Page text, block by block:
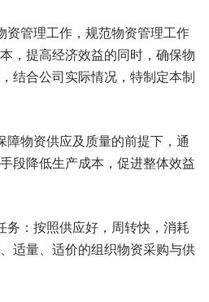
资管理工作，规范物资管理工作
，提高经济效益的同时，确保物
结合公司实际情况，特制定本制
物资供应及质量的前提下，通
段降低生产成本，促进整体效益
务：按照供应好，周转快，消耗
适量、适价的组织物资采购与供